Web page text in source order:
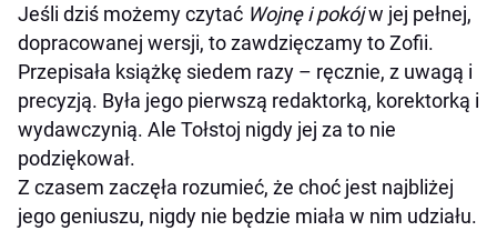
Jeśli dziś możemy czytać Wojnę i pokójw jej pełnej,
dopracowanej wersji, to zawdzięczamy to Zofii.
Przepisała książkę siedem razy – ręcznie, z uwagą i
precyzją. Była jego pierwszą redaktorką, korektorką i
wydawczynią. Ale Tołstoj nigdy jej za to nie
podziękował.
Z czasem zaczęła rozumieć, że choć jest najbliżej
jego geniuszu, nigdy nie będzie miała w nim udziału.